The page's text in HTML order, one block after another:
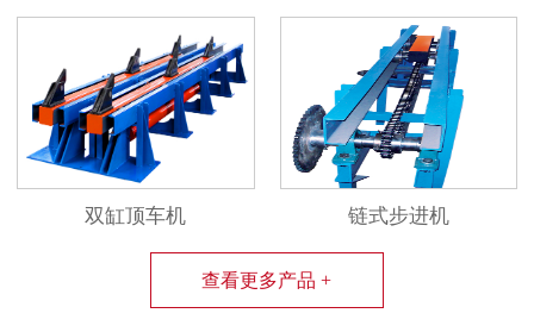
双缸顶车机 链式步进机
查看更多产品 +